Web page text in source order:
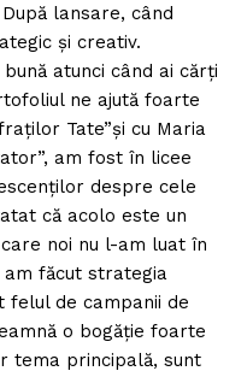
lansare, când
și creativ.
atunci când ai cărți
ne ajută foarte
Tate”și cu Maria
am fost în licee
despre cele
că acolo este un
noi nu l-am luat în
făcut strategia
felul de campanii de
o bogăție foarte
tema principală, sunt